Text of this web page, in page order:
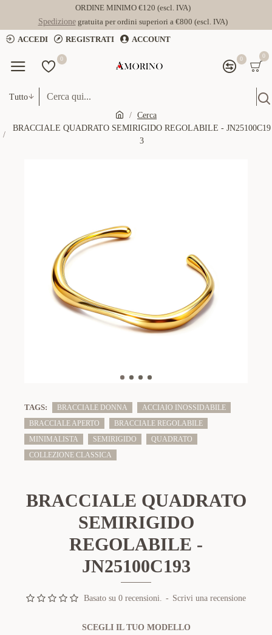
ORDINE MINIMO €120 (escl. IVA)
Spedizionegratuita per ordini superiori a €800 (escl. IVA)
ACCEDI
REGISTRATI ACCOUNT
0 0 0
Tutto
Cerca
BRACCIALE QUADRATO SEMIRIGIDO REGOLABILE - JN25100C19
3
TAGS: BRACCIALE DONNA
ACCIAIO INOSSIDABILE
BRACCIALE APERTO
BRACCIALE REGOLABILE
MINIMALISTA
SEMIRIGIDO
QUADRATO
COLLEZIONE CLASSICA
BRACCIALE QUADRATO
SEMIRIGIDO
REGOLABILE -
JN25100C193
Basato su 0 recensioni. - Scrivi una recensione
SCEGLI IL TUO MODELLO